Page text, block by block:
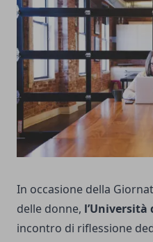
In occasione della
delle donne, l’Università
incontro di riflessione